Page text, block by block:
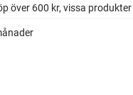
över 600 kr, vissa